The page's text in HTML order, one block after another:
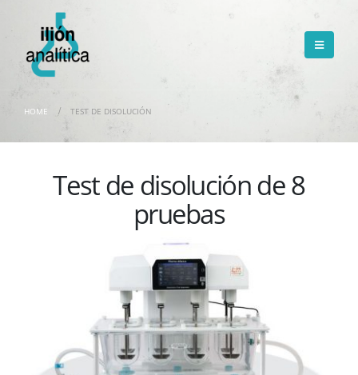
HOME TEST DE DISOLUCIÓN
Test de disolución de 8
pruebas